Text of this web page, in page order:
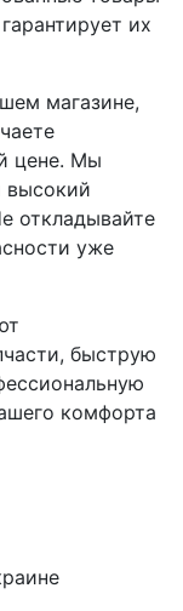
их
магазине,
цене. Мы
высокий
откладывайте
уже
быструю
комфорта